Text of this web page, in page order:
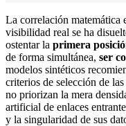
La correlación matemática
visibilidad real se ha
ostentar la primera
de forma simultánea, ser
modelos sintéticos
criterios de selección de
no priorizan la mera
artificial de enlaces
y la singularidad de sus